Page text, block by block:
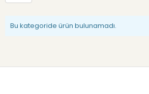
Bu kategoride ürün bulunamadı.